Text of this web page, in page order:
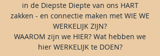
in de Diepste Diepte van ons HART
zakken - en connectie maken met WIE WE
WERKELIJK ZIJN?
WAAROM zijn we HIER? Wat hebben we
hier WERKELIJK te DOEN?